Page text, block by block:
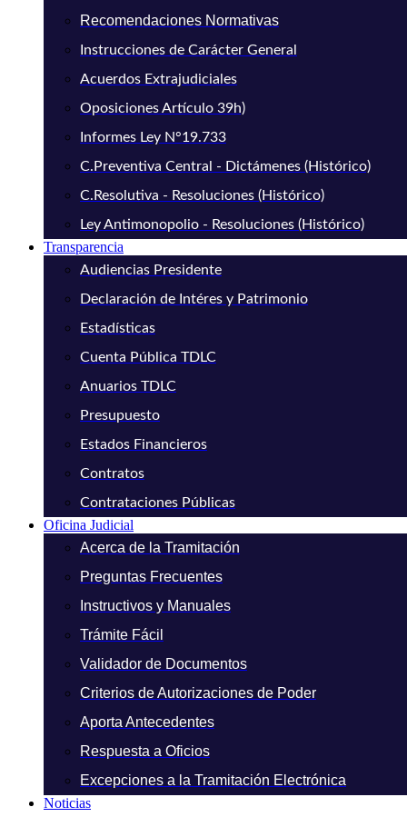
Recomendaciones Normativas
Instrucciones de Carácter General
Acuerdos Extrajudiciales
Oposiciones Artículo 39h)
Informes Ley N°19.733
C.Preventiva Central - Dictámenes (Histórico)
C.Resolutiva - Resoluciones (Histórico)
Ley Antimonopolio - Resoluciones (Histórico)
Transparencia
Audiencias Presidente
Declaración de Intéres y Patrimonio
Estadísticas
Cuenta Pública TDLC
Anuarios TDLC
Presupuesto
Estados Financieros
Contratos
Contrataciones Públicas
Oficina Judicial
Acerca de la Tramitación
Preguntas Frecuentes
Instructivos y Manuales
Trámite Fácil
Validador de Documentos
Criterios de Autorizaciones de Poder
Aporta Antecedentes
Respuesta a Oficios
Excepciones a la Tramitación Electrónica
Noticias